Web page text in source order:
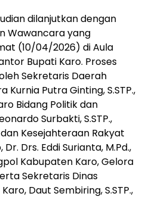
dilanjutkan dengan
Wawancara yang
(10/04/2026) di Aula
Bupati Karo. Proses
Sekretaris Daerah
Kurnia Putra Ginting, S.STP.,
Bidang Politik dan
Surbakti, S.STP.,
Kesejahteraan Rakyat
Drs. Eddi Surianta, M.Pd.,
Kabupaten Karo, Gelora
Sekretaris Dinas
Daut Sembiring, S.STP.,